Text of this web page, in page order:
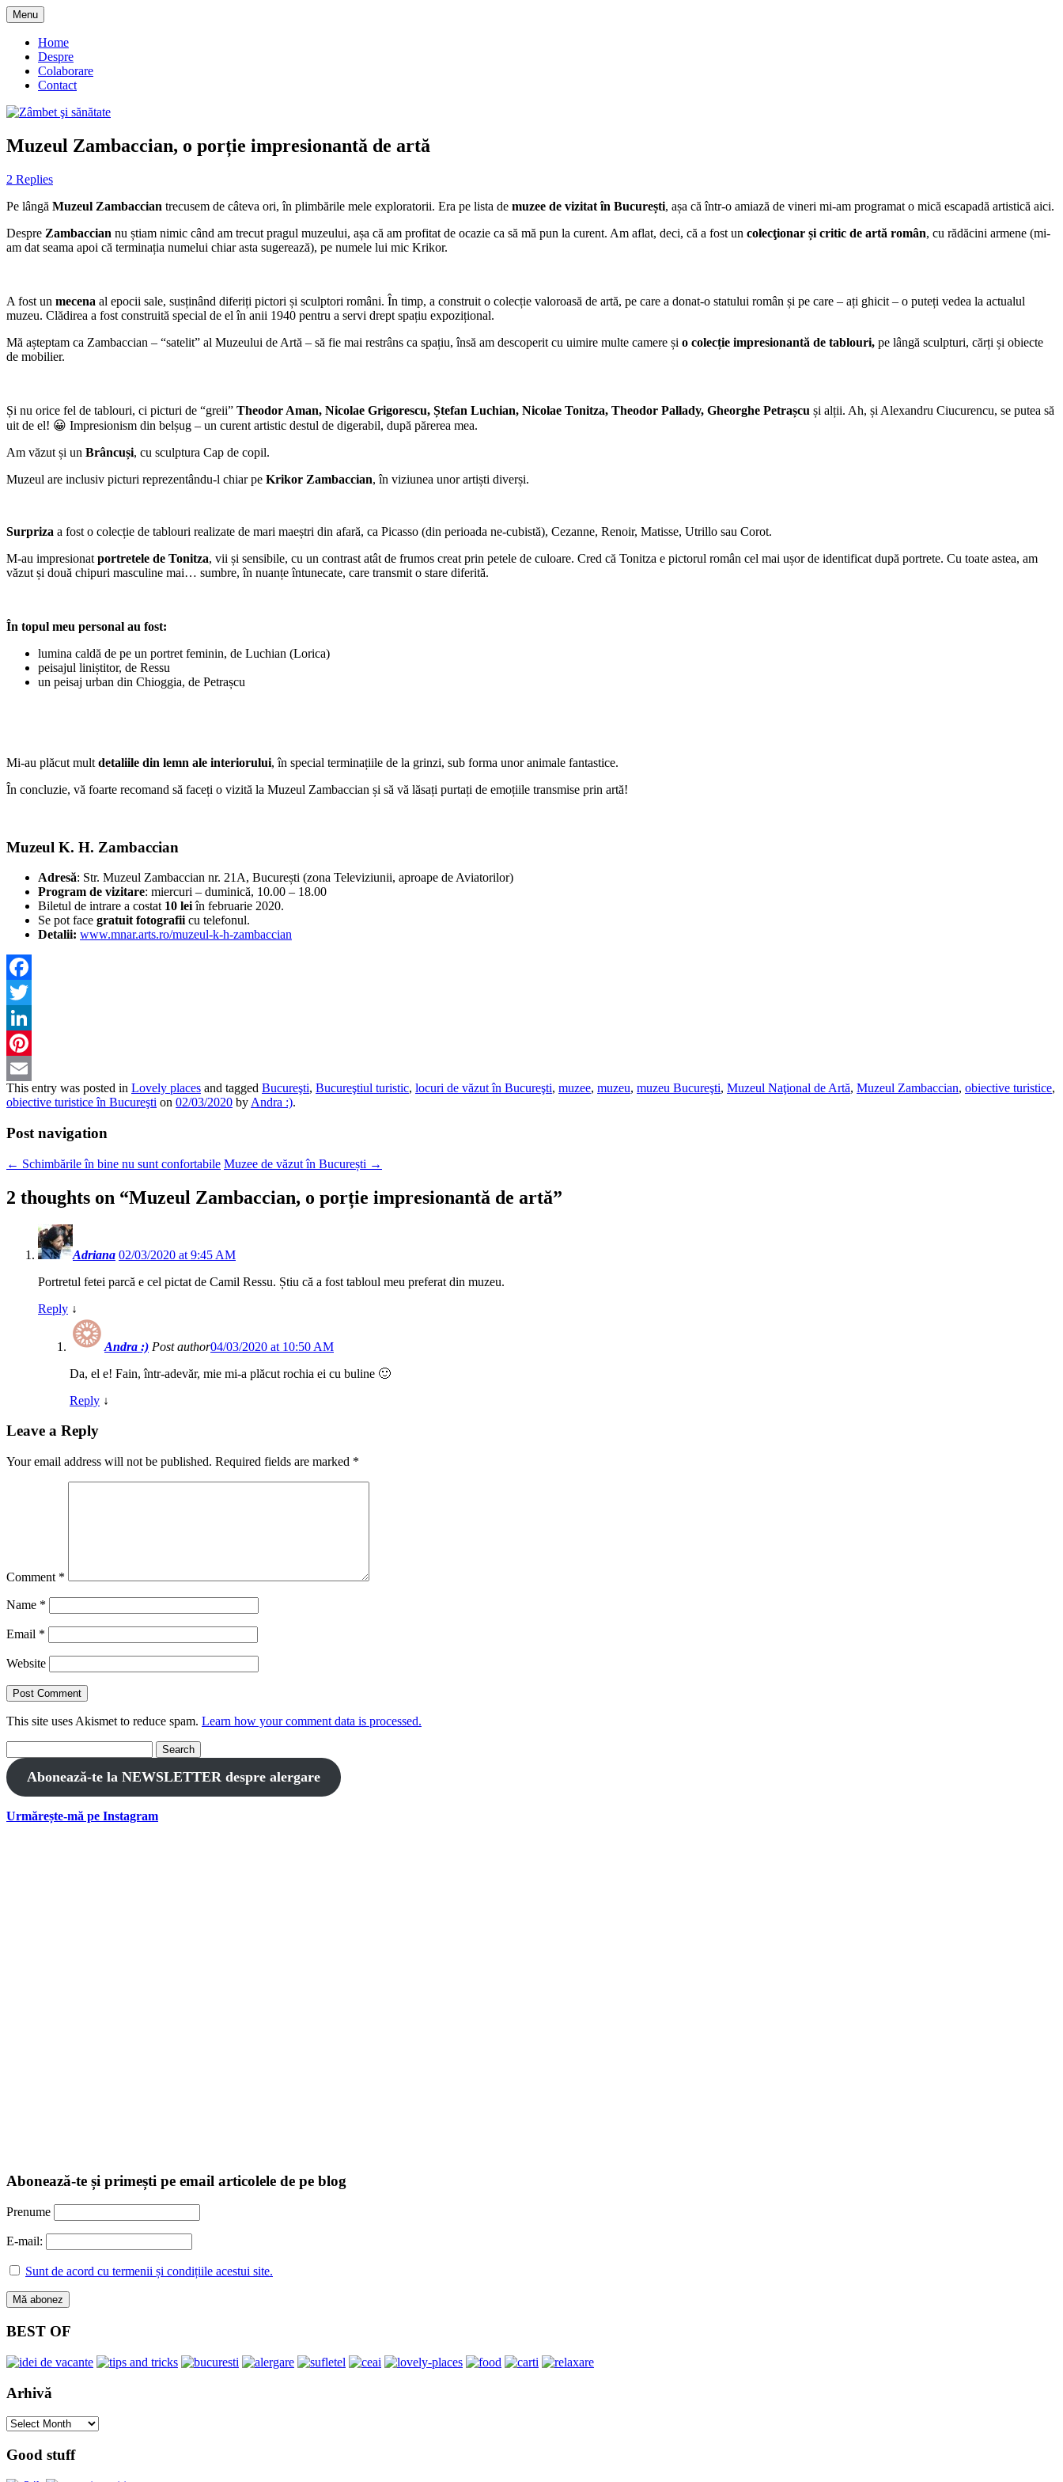
Skip
to
content
Zâmbet şi sănătate
Menu
Home
Despre
Colaborare
Contact
Muzeul Zambaccian, o porție impresionantă de artă
2 Replies
Pe lângă Muzeul Zambaccian trecusem de câteva ori, în plimbările mele exploratorii. Era pe lista de muzee de vizitat în București, așa că într-o amiază de vineri mi-am programat o mică escapadă artistică aici.
Despre Zambaccian nu știam nimic când am trecut pragul muzeului, așa că am profitat de ocazie ca să mă pun la curent. Am aflat, deci, că a fost un colecţionar și critic de artă român, cu rădăcini armene (mi-
am dat seama apoi că terminația numelui chiar asta sugerează), pe numele lui mic Krikor.
A fost un mecena al epocii sale, susținând diferiți pictori și sculptori români. În timp, a construit o colecție valoroasă de artă, pe care a donat-o statului român și pe care – ați ghicit – o puteți vedea la actualul
muzeu. Clădirea a fost construită special de el în anii 1940 pentru a servi drept spațiu expozițional.
Mă așteptam ca Zambaccian – “satelit” al Muzeului de Artă – să fie mai restrâns ca spațiu, însă am descoperit cu uimire multe camere și o colecție impresionantă de tablouri, pe lângă sculpturi, cărți și obiecte
de mobilier.
Și nu orice fel de tablouri, ci picturi de “greii” Theodor Aman, Nicolae Grigorescu, Ștefan Luchian, Nicolae Tonitza, Theodor Pallady, Gheorghe Petrașcu și alții. Ah, și Alexandru Ciucurencu, se putea să
uit de el! 😀 Impresionism din belșug – un curent artistic destul de digerabil, după părerea mea.
Am văzut și un Brâncuși, cu sculptura Cap de copil.
Muzeul are inclusiv picturi reprezentându-l chiar pe Krikor Zambaccian, în viziunea unor artiști diverși.
Surpriza a fost o colecție de tablouri realizate de mari maeștri din afară, ca Picasso (din perioada ne-cubistă), Cezanne, Renoir, Matisse, Utrillo sau Corot.
M-au impresionat portretele de Tonitza, vii și sensibile, cu un contrast atât de frumos creat prin petele de culoare. Cred că Tonitza e pictorul român cel mai ușor de identificat după portrete. Cu toate astea, am
văzut și două chipuri masculine mai… sumbre, în nuanțe întunecate, care transmit o stare diferită.
În topul meu personal au fost:
lumina caldă de pe un portret feminin, de Luchian (Lorica)
peisajul liniștitor, de Ressu
un peisaj urban din Chioggia, de Petrașcu
Mi-au plăcut mult detaliile din lemn ale interiorului, în special terminațiile de la grinzi, sub forma unor animale fantastice.
În concluzie, vă foarte recomand să faceți o vizită la Muzeul Zambaccian și să vă lăsați purtați de emoțiile transmise prin artă!
Muzeul K. H. Zambaccian
Adresă: Str. Muzeul Zambaccian nr. 21A, București (zona Televiziunii, aproape de Aviatorilor)
Program de vizitare: miercuri – duminică, 10.00 – 18.00
Biletul de intrare a costat 10 leiîn februarie 2020.
Se pot face gratuit fotografii cu telefonul.
Detalii: www.mnar.arts.ro/muzeul-k-h-zambaccian
Facebook
Twitter
LinkedIn
Pinterest
Email
This entry was posted in Lovely places and tagged Bucureşti, Bucureştiul turistic, locuri de văzut în Bucureşti, muzee, muzeu, muzeu Bucureşti, Muzeul Naţional de Artă, Muzeul Zambaccian, obiective turistice,
obiective turistice în Bucureşti on 02/03/2020 by Andra :).
Post navigation
← Schimbările în bine nu sunt confortabile Muzee de văzut în București →
2 thoughts on “Muzeul Zambaccian, o porție impresionantă de artă”
Adriana 02/03/2020 at 9:45 AM
Portretul fetei parcă e cel pictat de Camil Ressu. Știu că a fost tabloul meu preferat din muzeu.
Reply ↓
Andra :) Post author04/03/2020 at 10:50 AM
Da, el e! Fain, într-adevăr, mie mi-a plăcut rochia ei cu buline 🙂
Reply ↓
Leave a Reply
Your email address will not be published. Required fields are marked *
Comment *
Name *
Email *
Website
This site uses Akismet to reduce spam. Learn how your comment data is processed.
for:
Abonează-te la NEWSLETTER despre alergare
Urmărește-mă pe Instagram
Abonează-te și primești pe email articolele de pe blog
Prenume
E-mail:
Sunt de acord cu termenii și condițiile acestui site.
BEST OF
Arhivă
Arhivă
Good stuff